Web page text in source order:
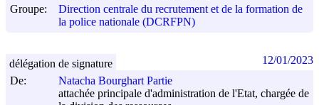
Groupe:
Direction centrale du recrutement et de la formation de
la police nationale (DCRFPN)
De:
Natacha Bourghart Partie
attachée principale d'administration de l'Etat, chargée de
délégation de signature 12/01/2023